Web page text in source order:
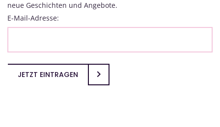
neue Geschichten und Angebote.
E-Mail-Adresse:
JETZT EINTRAGEN